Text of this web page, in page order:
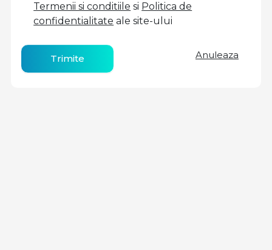
Termenii si conditiile si Politica de
confidentialitate ale site-ului
Trimite Anuleaza